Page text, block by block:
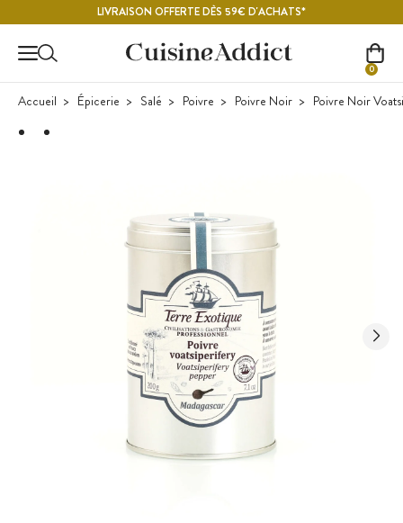
LIVRAISON OFFERTE DÈS 59€ D'ACHATS*
0
Accueil Épicerie Salé Poivre Poivre Noir Poivre Noir